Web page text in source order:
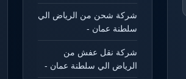
شركة شحن من الرياض الي
سلطنة عمان -
شركة نقل عفش من
الرياض الي سلطنة عمان -